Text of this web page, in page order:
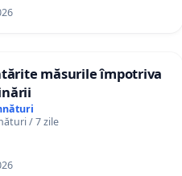
măsurile împotriva
/ 7 zile